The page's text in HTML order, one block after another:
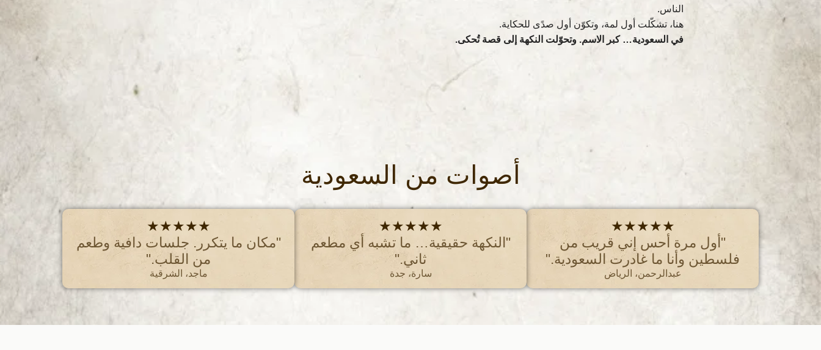
الناس.
هنا، تشكّلت أول لمة، وتكوّن أول صدًى للحكاية.
في السعودية… كبر الاسم. وتحوّلت النكهة إلى قصة تُحكى.
أصوات من السعودية
★★★★★
"أول مرة أحس إني قريب من
فلسطين وأنا ما غادرت السعودية."
عبدالرحمن، الرياض
★★★★★
"النكهة حقيقية… ما تشبه أي مطعم
ثاني."
سارة، جدة
★★★★★
"مكان ما يتكرر. جلسات دافية وطعم
من القلب."
ماجد، الشرقية